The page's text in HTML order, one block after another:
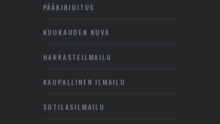
PÄÄKIRJOITUS
KUUKAUDEN KUVA
HARRASTEILMAILU
KAUPALLINEN ILMAILU
SOTILASILMAILU